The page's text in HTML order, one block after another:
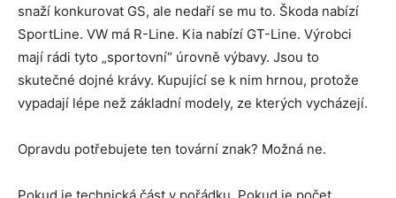
snaží konkurovat GS, ale nedaří se mu to. Škoda nabízí
SportLine. VW má R-Line. Kia nabízí GT-Line. Výrobci
mají rádi tyto „sportovní“ úrovně výbavy. Jsou to
skutečné dojné krávy. Kupující se k nim hrnou, protože
vypadají lépe než základní modely, ze kterých vycházejí.
Opravdu potřebujete ten tovární znak? Možná ne.